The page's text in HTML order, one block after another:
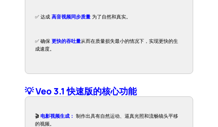
✅ 达成高音视频同步质量 为了自然和真实。
✅ 确保更快的吞吐量从而在质量损失最小的情况下，实现更快的生
成速度。
💡 Veo 3.1 快速版的核心功能
🎬电影视频生成：
制作出具有自然运动、逼真光照和流畅镜头平移
的视频。